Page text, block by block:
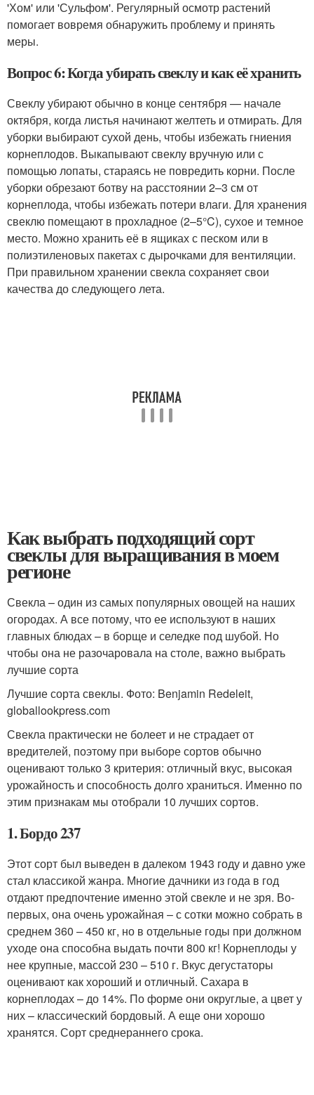
'Хом' или 'Сульфом'. Регулярный осмотр растений
помогает вовремя обнаружить проблему и принять
меры.
Вопрос 6: Когда убирать свеклу и как её хранить
Свеклу убирают обычно в конце сентября — начале
октября, когда листья начинают желтеть и отмирать. Для
уборки выбирают сухой день, чтобы избежать гниения
корнеплодов. Выкапывают свеклу вручную или с
помощью лопаты, стараясь не повредить корни. После
уборки обрезают ботву на расстоянии 2–3 см от
корнеплода, чтобы избежать потери влаги. Для хранения
свеклю помещают в прохладное (2–5°C), сухое и темное
место. Можно хранить её в ящиках с песком или в
полиэтиленовых пакетах с дырочками для вентиляции.
При правильном хранении свекла сохраняет свои
качества до следующего лета.
Как выбрать подходящий сорт
свеклы для выращивания в моем
регионе
Свекла – один из самых популярных овощей на наших
огородах. А все потому, что ее используют в наших
главных блюдах – в борще и селедке под шубой. Но
чтобы она не разочаровала на столе, важно выбрать
лучшие сорта
Лучшие сорта свеклы. Фото: Benjamin Redeleit,
globallookpress.com
Свекла практически не болеет и не страдает от
вредителей, поэтому при выборе сортов обычно
оценивают только 3 критерия: отличный вкус, высокая
урожайность и способность долго храниться. Именно по
этим признакам мы отобрали 10 лучших сортов.
1. Бордо 237
Этот сорт был выведен в далеком 1943 году и давно уже
стал классикой жанра. Многие дачники из года в год
отдают предпочтение именно этой свекле и не зря. Во-
первых, она очень урожайная – с сотки можно собрать в
среднем 360 – 450 кг, но в отдельные годы при должном
уходе она способна выдать почти 800 кг! Корнеплоды у
нее крупные, массой 230 – 510 г. Вкус дегустаторы
оценивают как хороший и отличный. Сахара в
корнеплодах – до 14%. По форме они округлые, а цвет у
них – классический бордовый. А еще они хорошо
хранятся. Сорт среднераннего срока.